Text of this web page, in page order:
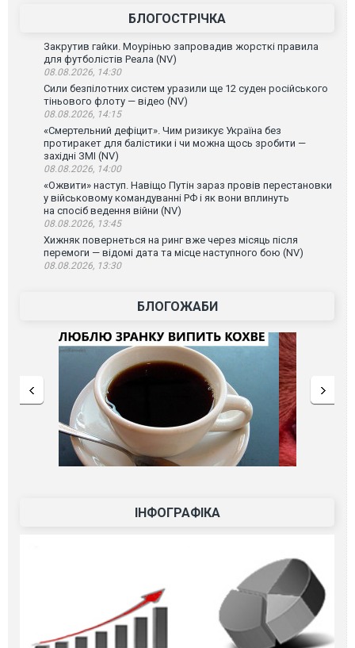
БЛОГОСТРІЧКА
Закрутив гайки. Моурінью запровадив жорсткі правила
для футболістів Реала (NV)
08.08.2026, 14:30
Сили безпілотних систем уразили ще 12 суден російського
тіньового флоту — відео (NV)
08.08.2026, 14:15
«Смертельний дефіцит». Чим ризикує Україна без
протиракет для балістики і чи можна щось зробити —
західні ЗМІ (NV)
08.08.2026, 14:00
«Ожвити» наступ. Навіщо Путін зараз провів перестановки
у військовому командуванні РФ і як вони вплинуть
на спосіб ведення війни (NV)
08.08.2026, 13:45
Хижняк повернеться на ринг вже через місяць після
перемоги — відомі дата та місце наступного бою (NV)
08.08.2026, 13:30
БЛОГОЖАБИ
ІНФОГРАФІКА